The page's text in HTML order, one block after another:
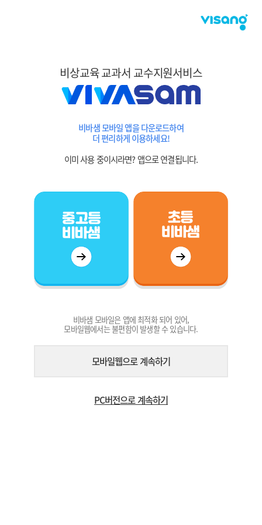
비상교육 교과서 교수지원서비스
비바샘 모바일 앱을 다운로드하여
더 편리하게 이용하세요!
이미 사용 중이시라면? 앱으로 연결됩니다.
비바샘 모바일은 앱에 최적화 되어 있어,
모바일웹에서는 불편함이 발생할 수 있습니다.
모바일웹으로 계속하기
PC버전으로 계속하기